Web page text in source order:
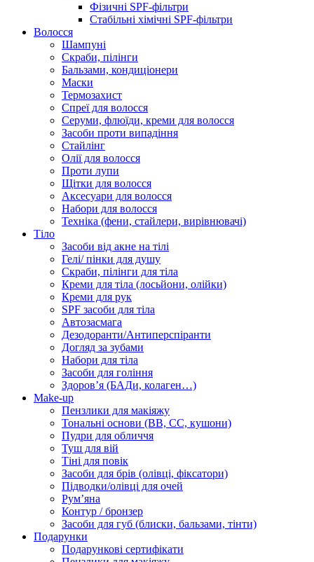
Фізичні SPF-фільтри
Стабільні хімічні SPF-фільтри
Волосся
Шампуні
Скраби, пілінги
Бальзами, кондиціонери
Маски
Термозахист
Спреї для волосся
Серуми, флюїди, креми для волосся
Засоби проти випадіння
Стайлінг
Олії для волосся
Проти лупи
Щітки для волосся
Аксесуари для волосся
Набори для волосся
Техніка (фени, стайлери, вирівнювачі)
Тіло
Засоби від акне на тілі
Гелі/ пінки для душу
Скраби, пілінги для тіла
Креми для тіла (лосьйони, олійки)
Креми для рук
SPF засоби для тіла
Автозасмага
Дезодоранти/Антиперспіранти
Догляд за зубами
Набори для тіла
Засоби для гоління
Здоровʼя (БАДи, колаген…)
Make-up
Пензлики для макіяжу
Тональні основи (BB, CC, кушони)
Пудри для обличчя
Туш для вій
Тіні для повік
Засоби для брів (олівці, фіксатори)
Підводки/олівці для очей
Румʼяна
Контур / бронзер
Засоби для губ (блиски, бальзами, тінти)
Подарунки
Подарункові сертифікати